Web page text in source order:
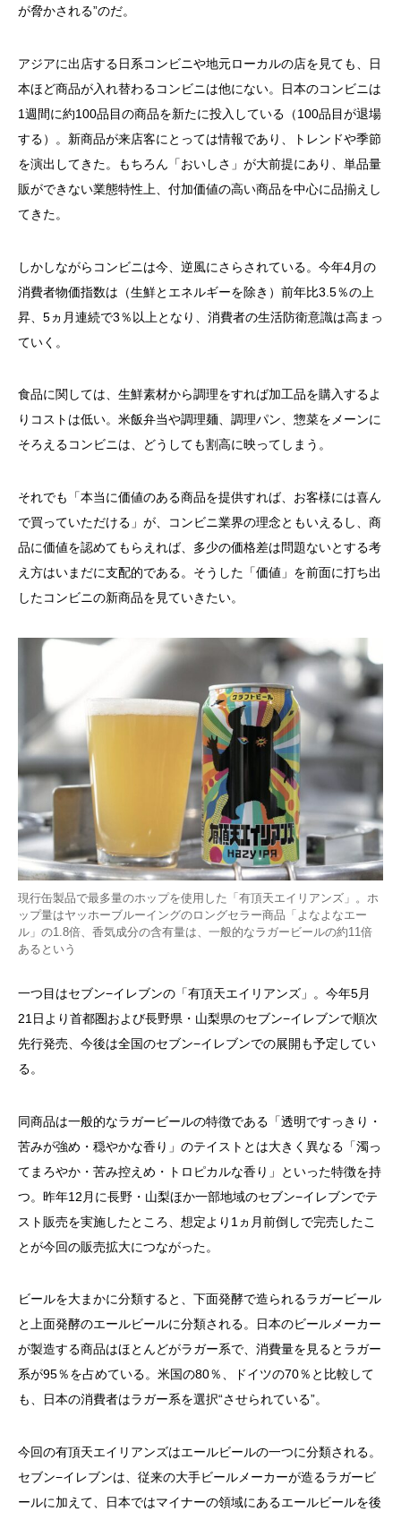
が脅かされる”のだ。
アジアに出店する日系コンビニや地元ローカルの店を見ても、日
本ほど商品が入れ替わるコンビニは他にない。日本のコンビニは
1週間に約100品目の商品を新たに投入している（100品目が退場
する）。新商品が来店客にとっては情報であり、トレンドや季節
を演出してきた。もちろん「おいしさ」が大前提にあり、単品量
販ができない業態特性上、付加価値の高い商品を中心に品揃えし
てきた。
しかしながらコンビニは今、逆風にさらされている。今年4月の
消費者物価指数は（生鮮とエネルギーを除き）前年比3.5％の上
昇、5ヵ月連続で3％以上となり、消費者の生活防衛意識は高まっ
ていく。
食品に関しては、生鮮素材から調理をすれば加工品を購入するよ
りコストは低い。米飯弁当や調理麺、調理パン、惣菜をメーンに
そろえるコンビニは、どうしても割高に映ってしまう。
それでも「本当に価値のある商品を提供すれば、お客様には喜ん
で買っていただける」が、コンビニ業界の理念ともいえるし、商
品に価値を認めてもらえれば、多少の価格差は問題ないとする考
え方はいまだに支配的である。そうした「価値」を前面に打ち出
したコンビニの新商品を見ていきたい。
現行缶製品で最多量のホップを使用した「有頂天エイリアンズ」。ホ
ップ量はヤッホーブルーイングのロングセラー商品「よなよなエー
ル」の1.8倍、香気成分の含有量は、一般的なラガービールの約11倍
あるという
一つ目はセブン−イレブンの「有頂天エイリアンズ」。今年5月
21日より首都圏および長野県・山梨県のセブン−イレブンで順次
先行発売、今後は全国のセブン−イレブンでの展開も予定してい
る。
同商品は一般的なラガービールの特徴である「透明ですっきり・
苦みが強め・穏やかな香り」のテイストとは大きく異なる「濁っ
てまろやか・苦み控えめ・トロピカルな香り」といった特徴を持
つ。昨年12月に長野・山梨ほか一部地域のセブン−イレブンでテ
スト販売を実施したところ、想定より1ヵ月前倒しで完売したこ
とが今回の販売拡大につながった。
ビールを大まかに分類すると、下面発酵で造られるラガービール
と上面発酵のエールビールに分類される。日本のビールメーカー
が製造する商品はほとんどがラガー系で、消費量を見るとラガー
系が95％を占めている。米国の80％、ドイツの70％と比較して
も、日本の消費者はラガー系を選択“させられている”。
今回の有頂天エイリアンズはエールビールの一つに分類される。
セブン−イレブンは、従来の大手ビールメーカーが造るラガービ
ールに加えて、日本ではマイナーの領域にあるエールビールを後